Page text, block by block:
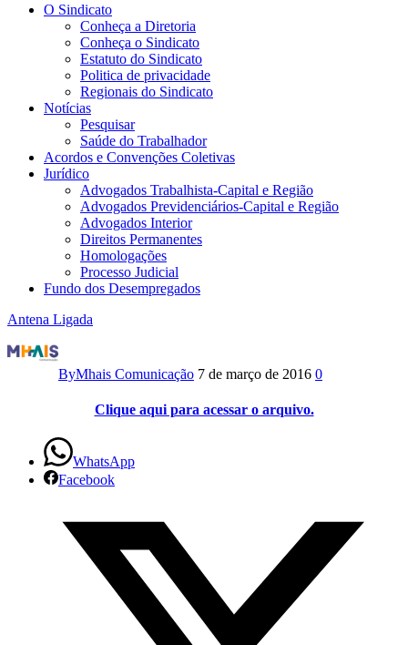
O Sindicato
Conheça a Diretoria
Conheça o Sindicato
Estatuto do Sindicato
Politica de privacidade
Regionais do Sindicato
Notícias
Pesquisar
Saúde do Trabalhador
Acordos e Convenções Coletivas
Jurídico
Advogados Trabalhista-Capital e Região
Advogados Previdenciários-Capital e Região
Advogados Interior
Direitos Permanentes
Homologações
Processo Judicial
Fundo dos Desempregados
Antena Ligada
Antena
Ligada
05/2013
ByMhais Comunicação 7 de março de 2016 0
Clique aqui para acessar o arquivo.
WhatsApp
Facebook